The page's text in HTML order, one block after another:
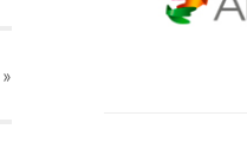
»